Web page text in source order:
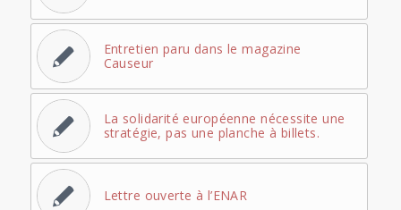
Entretien paru dans le magazine
Causeur
La solidarité européenne nécessite une
stratégie, pas une planche à billets.
Lettre ouverte à l’ENAR